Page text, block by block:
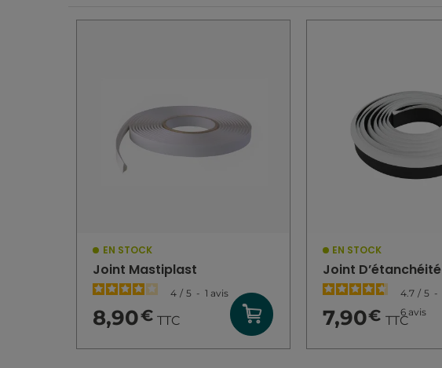
EN STOCK
Joint Mastiplast
4 / 5 - 1avis
8,90€ TTC
EN STOCK
Joint D’étanchéité
4.7 / 5 -
6 avis
7,90€ TTC